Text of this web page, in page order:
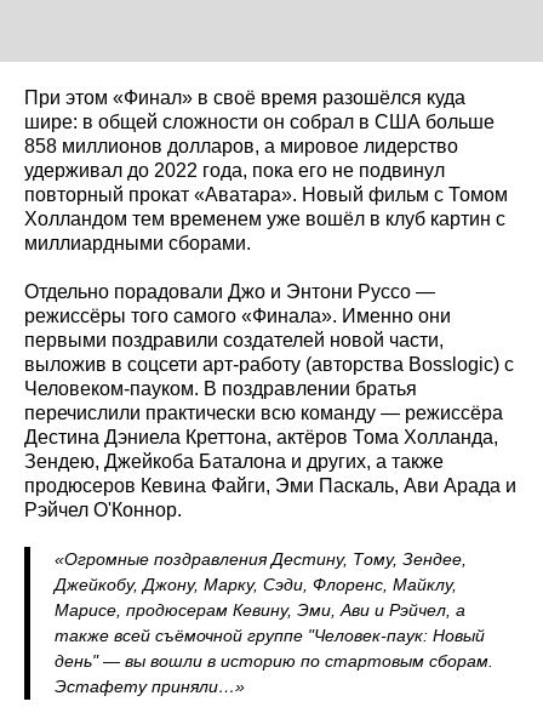
При этом «Финал» в своё время разошёлся куда
шире: в общей сложности он собрал в США больше
858 миллионов долларов, а мировое лидерство
удерживал до 2022 года, пока его не подвинул
повторный прокат «Аватара». Новый фильм с Томом
Холландом тем временем уже вошёл в клуб картин с
миллиардными сборами.
Отдельно порадовали Джо и Энтони Руссо —
режиссёры того самого «Финала». Именно они
первыми поздравили создателей новой части,
выложив в соцсети арт-работу (авторства Bosslogic) с
Человеком-пауком. В поздравлении братья
перечислили практически всю команду — режиссёра
Дестина Дэниела Креттона, актёров Тома Холланда,
Зендею, Джейкоба Баталона и других, а также
продюсеров Кевина Файги, Эми Паскаль, Ави Арада и
Рэйчел О'Коннор.
«Огромные поздравления Дестину, Тому, Зендее,
Джейкобу, Джону, Марку, Сэди, Флоренс, Майклу,
Марисе, продюсерам Кевину, Эми, Ави и Рэйчел, а
также всей съёмочной группе "Человек-паук: Новый
день" — вы вошли в историю по стартовым сборам.
Эстафету приняли…»